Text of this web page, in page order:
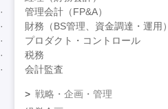
管理会計（FP&A）
財務（BS管理、資金調達・運用）
プロダクト・コントロール
税務
会計監査
戦略・企画・管理